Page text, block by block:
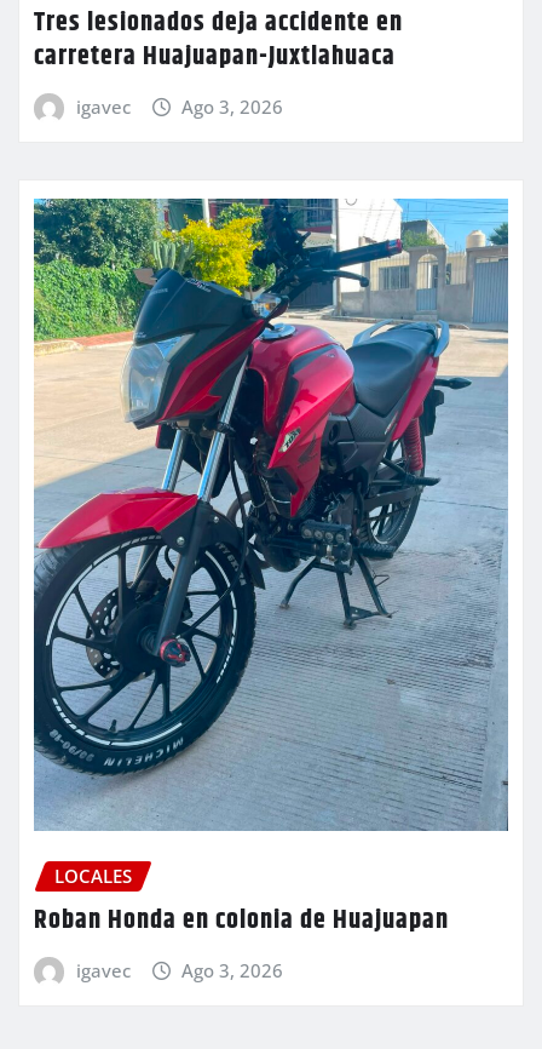
Tres lesionados deja accidente en
carretera Huajuapan-Juxtlahuaca
igavec Ago 3, 2026
LOCALES
Roban Honda en colonia de Huajuapan
igavec Ago 3, 2026